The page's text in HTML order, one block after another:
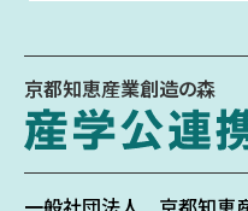
京都知恵産業創造の森